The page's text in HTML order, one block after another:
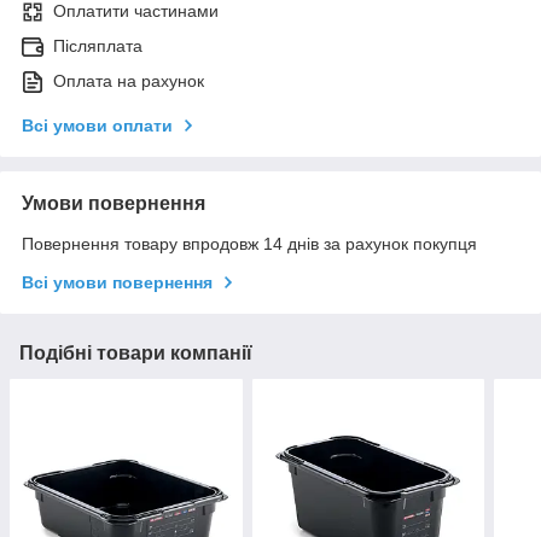
Оплатити частинами
Післяплата
Оплата на рахунок
Всі умови оплати
Умови повернення
Повернення товару впродовж 14 днів за рахунок покупця
Всі умови повернення
Подібні товари компанії